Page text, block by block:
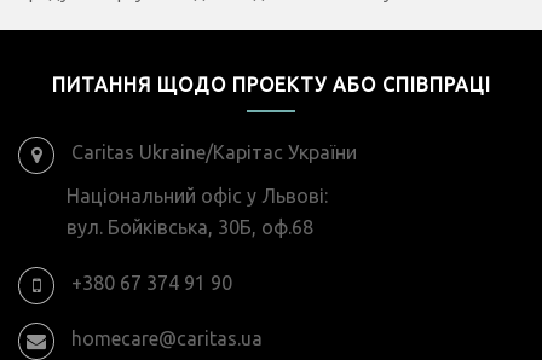
ПИТАННЯ ЩОДО ПРОЕКТУ АБО СПІВПРАЦІ
Caritas Ukraine/Карітас України
Національний офіс у Львові:
вул. Бойківська, 30Б, оф.68
+380 67 374 91 90
homecare@caritas.ua